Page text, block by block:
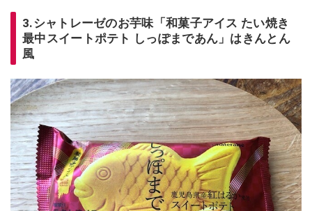
3.シャトレーゼのお芋味「和菓子アイス たい焼き
最中スイートポテト しっぽまであん」はきんとん
風